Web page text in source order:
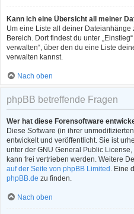
Kann ich eine Übersicht all meiner
Um eine Liste all deiner
Bereich. Dort findest du unter
verwalten“, über den du eine Liste
verwalten kannst.
Nach oben
phpBB betreffende Fragen
Wer hat diese Forensoftware
Diese Software (in ihrer
entwickelt und veröffentlicht. Sie ist
unter der GNU General Public
kann frei vertrieben werden. Weitere
auf der Seite von phpBB Limited . Eine
phpBB.de zu finden.
Nach oben